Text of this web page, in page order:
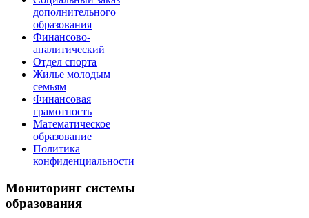
дополнительного
образования
Финансово-
аналитический
Отдел спорта
Жилье молодым
семьям
Финансовая
грамотность
Математическое
образование
Политика
конфиденциальности
Мониторинг системы
образования